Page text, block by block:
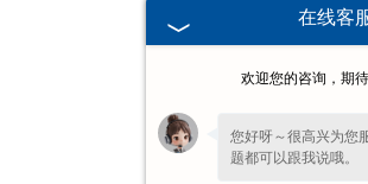
在线客
欢迎您的咨询，期
您好呀～很高兴为您
题都可以跟我说哦。